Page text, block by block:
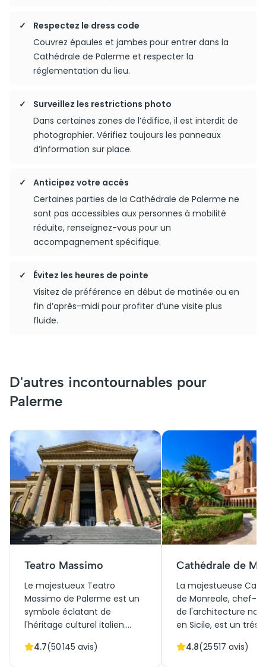
Respectez le dress code
Couvrez épaules et jambes pour entrer dans la
Cathédrale de Palerme et respecter la
réglementation du lieu.
Surveillez les restrictions photo
Dans certaines zones de l’édifice, il est interdit de
photographier. Vérifiez toujours les panneaux
d’information sur place.
Anticipez votre accès
Certaines parties de la Cathédrale de Palerme ne
sont pas accessibles aux personnes à mobilité
réduite, renseignez-vous pour un
accompagnement spécifique.
Évitez les heures de pointe
Visitez de préférence en début de matinée ou en
fin d’après-midi pour profiter d’une visite plus
fluide.
D'autres incontournables pour
Palerme
Teatro Massimo
Le majestueux Teatro
Massimo de Palerme est un
symbole éclatant de
l'héritage culturel italien.
néoclassique est l'un des
4.7(50 145 avis)
Cathédrale de
La majestueuse
de Monreale, chef-
de l'architecture
en Sicile, est un
Construite au XIIe
4.8(25 517 avis)